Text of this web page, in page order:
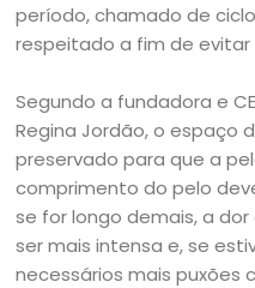
período, chamado de
respeitado a fim de
Segundo a fundadora e
Regina Jordão, o espaço
preservado para que a
comprimento do pelo
se for longo demais, a
ser mais intensa e, se
necessários mais puxões